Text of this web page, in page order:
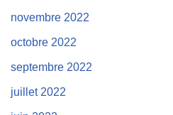
novembre 2022
octobre 2022
septembre 2022
juillet 2022